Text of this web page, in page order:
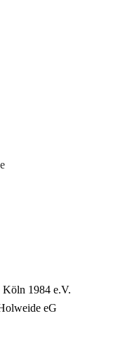
Köln 1984 e.V.
eG